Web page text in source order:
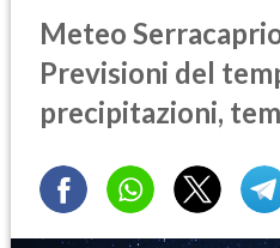
Meteo
Previsioni del
precipitazioni,